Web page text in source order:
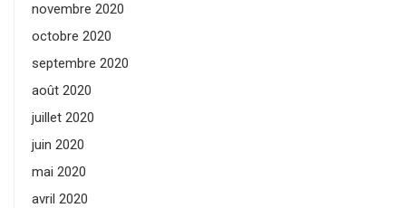
novembre 2020
octobre 2020
septembre 2020
août 2020
juillet 2020
juin 2020
mai 2020
avril 2020